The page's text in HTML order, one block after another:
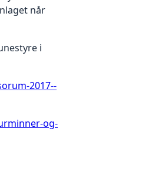
når
i
2017--
og-